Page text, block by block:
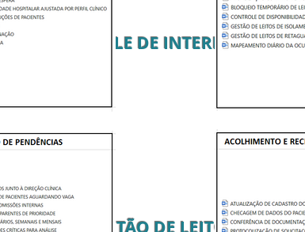
CONTROLE DE INTERNAÇÕES